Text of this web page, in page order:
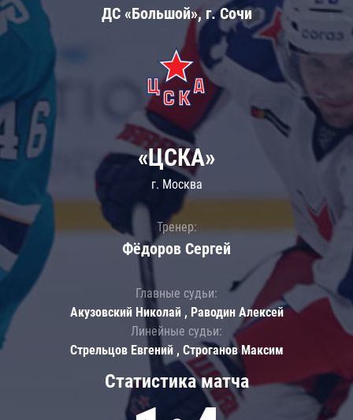
ДС «Большой», г. Сочи
Статистика матча
«ЦСКА»
г. Москва
Тренер:
Фёдоров Сергей
Главные судьи:
Акузовский Николай , Раводин Алексей
Линейные судьи:
Стрельцов Евгений , Строганов Максим